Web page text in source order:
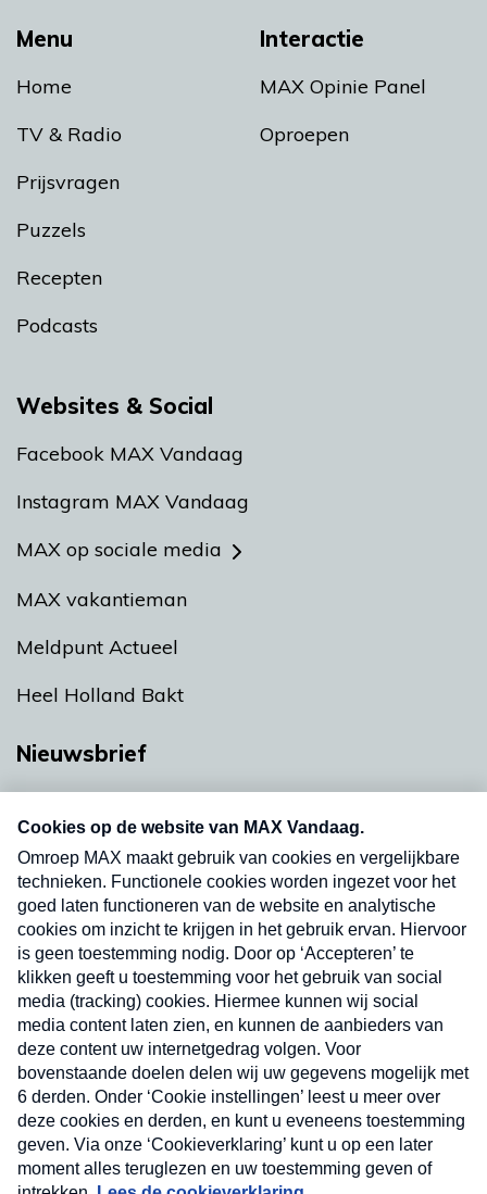
Menu
Home
TV & Radio
Prijsvragen
Puzzels
Recepten
Podcasts
Interactie
MAX Opinie Panel
Oproepen
Websites & Social
Facebook MAX Vandaag
Instagram MAX Vandaag
MAX op sociale media
MAX vakantieman
Meldpunt Actueel
Heel Holland Bakt
Nieuwsbrief
nieuwsbrief. Elke vrijdag- en dinsdagochtend in
uw mailbox.
Verzend
Nieuwsbrief
Neem hier een gratis abonnement op onze
nieuwsbrief. Elke vrijdag- en dinsdagochtend in uw